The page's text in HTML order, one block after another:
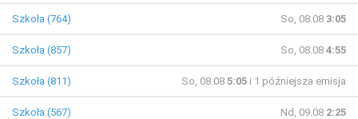
Szkoła (764) So, 08.08 3:05
Szkoła (857) So, 08.08 4:55
Szkoła (811) So, 08.08 5:05 i 1 późniejsza emisja
Szkoła (567) Nd, 09.08 2:25